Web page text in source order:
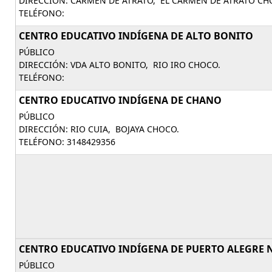
TELÉFONO:
CENTRO EDUCATIVO INDÍGENA DE ALTO BONITO
PÚBLICO
DIRECCIÓN: VDA ALTO BONITO, RIO IRO CHOCO.
TELÉFONO:
CENTRO EDUCATIVO INDÍGENA DE CHANO
PÚBLICO
DIRECCIÓN: RIO CUIA, BOJAYA CHOCO.
TELÉFONO: 3148429356
CENTRO EDUCATIVO INDÍGENA DE PUERTO ALEGRE
PÚBLICO